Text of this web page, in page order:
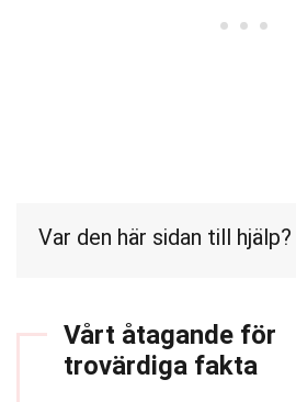
Var den här sidan till hjälp?
Vårt åtagande för
trovärdiga fakta